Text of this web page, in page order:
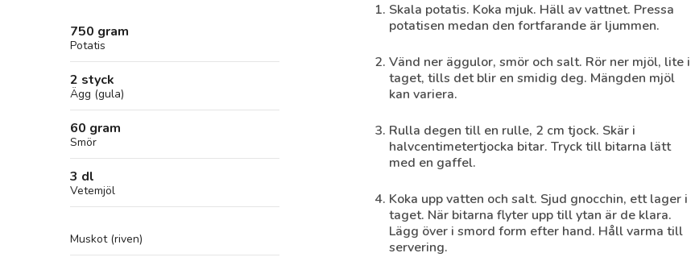
750 gram
Potatis
2 styck
Ägg (gula)
60 gram
Smör
3 dl
Vetemjöl
Muskot (riven)
Skala potatis. Koka mjuk. Häll av vattnet. Pressa
potatisen medan den fortfarande är ljummen.
Vänd ner äggulor, smör och salt. Rör ner mjöl, lite i
taget, tills det blir en smidig deg. Mängden mjöl
kan variera.
Rulla degen till en rulle, 2 cm tjock. Skär i
halvcentimetertjocka bitar. Tryck till bitarna lätt
med en gaffel.
Koka upp vatten och salt. Sjud gnocchin, ett lager i
taget. När bitarna flyter upp till ytan är de klara.
Lägg över i smord form efter hand. Håll varma till
servering.
Syrlig blomkålssallad